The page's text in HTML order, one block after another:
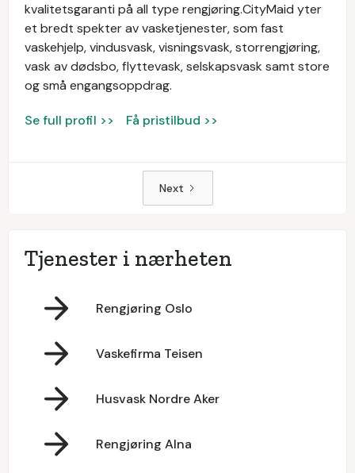
kvalitetsgaranti på all type rengjøring.CityMaid yter
et bredt spekter av vasketjenester, som fast
vaskehjelp, vindusvask, visningsvask, storrengjøring,
vask av dødsbo, flyttevask, selskapsvask samt store
og små engangsoppdrag.
Se full profil >> Få pristilbud >>
Next
Tjenester i nærheten
Rengjøring Oslo
Vaskefirma Teisen
Husvask Nordre Aker
Rengjøring Alna